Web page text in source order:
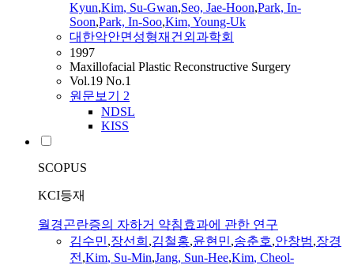
Kyun,Kim, Su-Gwan,Seo, Jae-Hoon,Park, In-
Soon,Park, In-Soo,Kim, Young-Uk
대한악안면성형재건외과학회
1997
Maxillofacial Plastic Reconstructive Surgery
Vol.19 No.1
원문보기 2
NDSL
KISS
SCOPUS
KCI등재
월경곤란증의 자하거 약침효과에 관한 연구
김수민,장선희 ,김철홍,윤현민,송춘호,안창범,장경
전,Kim, Su-Min,Jang, Sun-Hee,Kim, Cheol-